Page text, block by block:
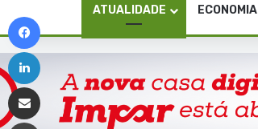
ATUALIDADE ECONOMIA
Linkedin
Imprimir